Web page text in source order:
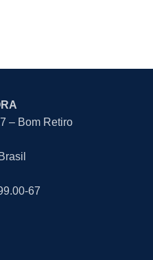
– Bom Retiro
67